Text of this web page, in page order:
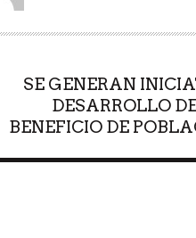
R
SE GENERAN
DESARROLLO
BENEFICIO DE